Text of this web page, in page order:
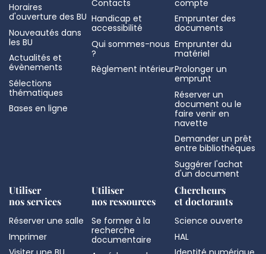
Horaires
d'ouverture des BU
Nouveautés dans
les BU
Actualités et
évènements
Sélections
thématiques
Bases en ligne
Contacts
Handicap et
accessibilité
Qui sommes-nous
?
Règlement intérieur
compte
Emprunter des
documents
Emprunter du
matériel
Prolonger un
emprunt
Réserver un
document ou le
faire venir en
navette
Demander un prêt
entre bibliothèques
Suggérer l'achat
d'un document
Utiliser
nos services
Réserver une salle
Imprimer
Utiliser
nos ressources
Se former à la
recherche
documentaire
Chercheurs
et doctorants
Science ouverte
HAL